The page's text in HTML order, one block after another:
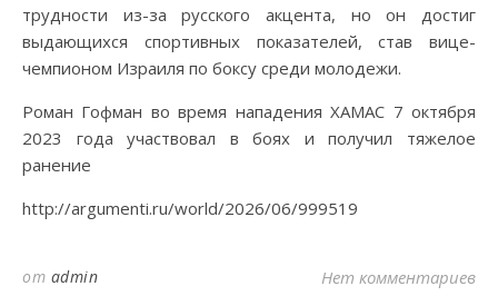
трудности из-за русского акцента, но он достиг
выдающихся спортивных показателей, став вице-
чемпионом Израиля по боксу среди молодежи.
Роман Гофман во время нападения ХАМАС 7 октября
2023 года участвовал в боях и получил тяжелое
ранение
http://argumenti.ru/world/2026/06/999519
от admin Нет комментариев